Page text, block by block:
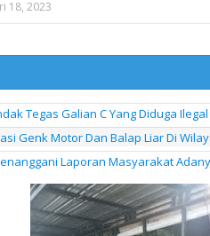
18, 2023
Tegas Galian C Yang Diduga
Genk Motor Dan Balap Liar Di
Laporan Masyarakat